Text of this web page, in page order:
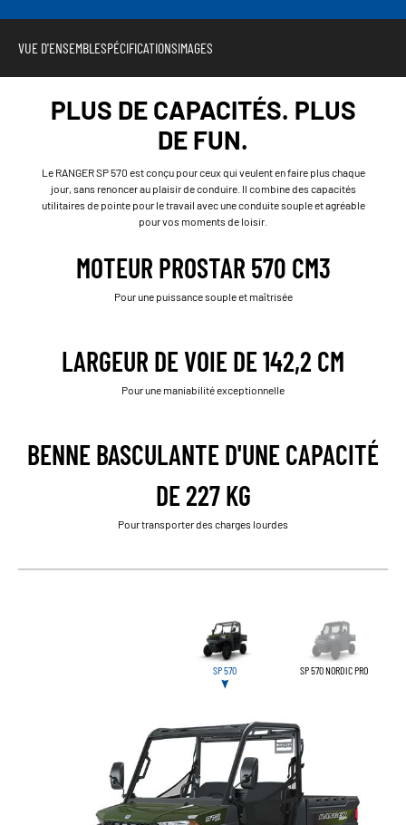
VUE D'ENSEMBLESPÉCIFICATIONSIMAGES
PLUS DE CAPACITÉS. PLUS
DE FUN.
Le RANGER SP 570 est conçu pour ceux qui veulent en faire plus chaque
jour, sans renoncer au plaisir de conduire. Il combine des capacités
utilitaires de pointe pour le travail avec une conduite souple et agréable
pour vos moments de loisir.
MOTEUR PROSTAR 570 CM3
Pour une puissance souple et maîtrisée
LARGEUR DE VOIE DE 142,2 CM
Pour une maniabilité exceptionnelle
BENNE BASCULANTE D'UNE CAPACITÉ
DE 227 KG
Pour transporter des charges lourdes
SP 570 SP 570 NORDIC PRO